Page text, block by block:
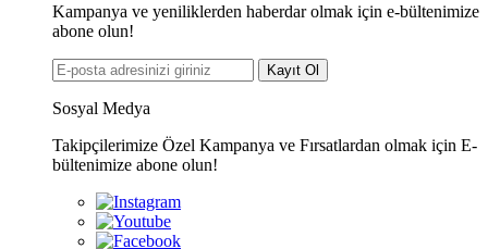
Kampanya ve yeniliklerden haberdar olmak için e-bültenimize
abone olun!
Kayıt Ol
Sosyal Medya
Takipçilerimize Özel Kampanya ve Fırsatlardan olmak için E-
bültenimize abone olun!